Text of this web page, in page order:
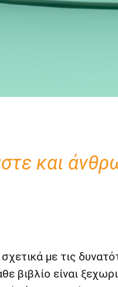
και
με τις
βιβλίο είναι